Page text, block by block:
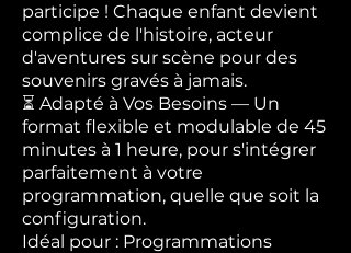
participe ! Chaque enfant devient
complice de l'histoire, acteur
d'aventures sur scène pour des
souvenirs gravés à jamais.
⏳ Adapté à Vos Besoins — Un
format flexible et modulable de 45
minutes à 1 heure, pour s'intégrer
parfaitement à votre
programmation, quelle que soit la
configuration.
Idéal pour : Programmations